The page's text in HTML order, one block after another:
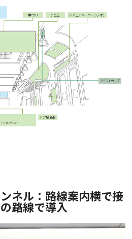
ネル：路線案内横で接
路線で導入